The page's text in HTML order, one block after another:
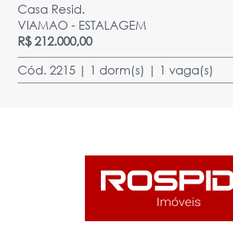
Casa Resid.
VIAMAO - ESTALAGEM
R$ 212.000,00
Cód. 2215 | 1 dorm(s) | 1 vaga(s)